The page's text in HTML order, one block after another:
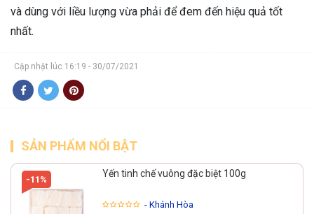
và dùng với liều lượng vừa phải để đem đến hiệu quả tốt
nhất.
Cập nhật lúc 16:19 - 30/07/2021
SẢN PHẨM NỔI BẬT
-11%
Yến tinh chế vuông đặc biệt 100g
- Khánh Hòa